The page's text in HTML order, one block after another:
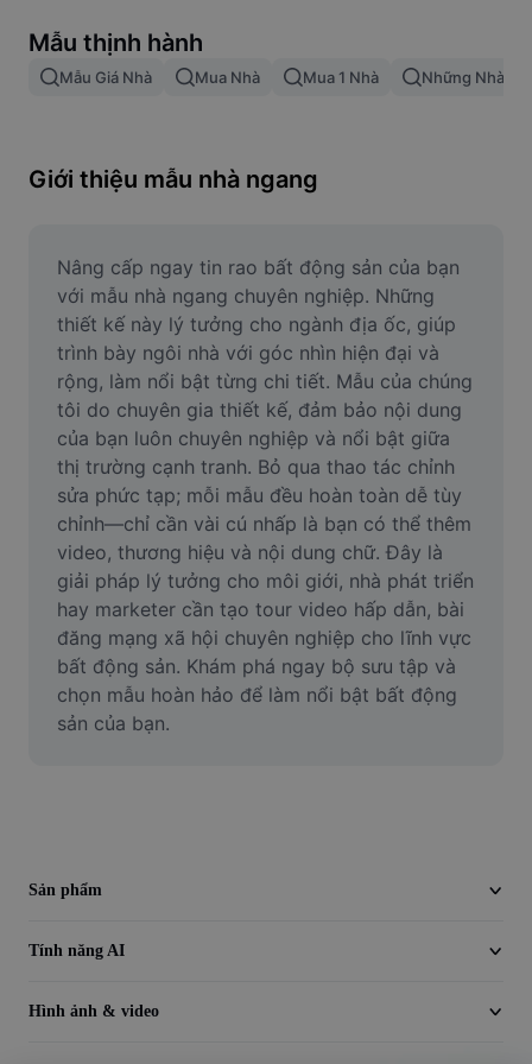
Gộp hình ảnh
Điều chỉnh kích thước hình ảnh
Công cụ tạo meme
AI Text Remover
AI People Remover
AI Inpainting
Face Cutout
Video
Xóa nền trong video
Nâng cao chất lượng
Trình chỉnh sửa video
Mẫu thịnh hành
Mẫu Giá Nhà Mua Nhà Mua 1 Nhà Những Nhà 1
Giới thiệu mẫu nhà ngang
Nâng cấp ngay tin rao bất động sản của bạn
với mẫu nhà ngang chuyên nghiệp. Những
thiết kế này lý tưởng cho ngành địa ốc, giúp
trình bày ngôi nhà với góc nhìn hiện đại và
rộng, làm nổi bật từng chi tiết. Mẫu của chúng
tôi do chuyên gia thiết kế, đảm bảo nội dung
của bạn luôn chuyên nghiệp và nổi bật giữa
thị trường cạnh tranh. Bỏ qua thao tác chỉnh
sửa phức tạp; mỗi mẫu đều hoàn toàn dễ tùy
chỉnh—chỉ cần vài cú nhấp là bạn có thể thêm
video, thương hiệu và nội dung chữ. Đây là
giải pháp lý tưởng cho môi giới, nhà phát triển
hay marketer cần tạo tour video hấp dẫn, bài
đăng mạng xã hội chuyên nghiệp cho lĩnh vực
bất động sản. Khám phá ngay bộ sưu tập và
chọn mẫu hoàn hảo để làm nổi bật bất động
sản của bạn.
Sản phẩm
Tính năng AI
Hình ảnh & video